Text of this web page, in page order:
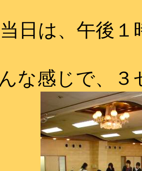
当日は、午後１
な感じで、